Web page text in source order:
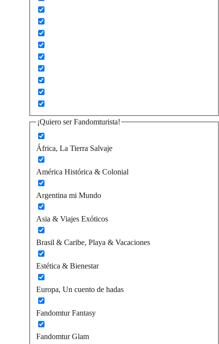
¡Quiero ser Fandomturista!
África, La Tierra Salvaje
América Histórica & Colonial
Argentina mi Mundo
Asia & Viajes Exóticos
Brasil & Caribe, Playa & Vacaciones
Estética & Bienestar
Europa, Un cuento de hadas
Fandomtur Fantasy
Fandomtur Glam